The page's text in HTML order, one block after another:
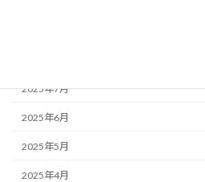
2025年7月
2025年6月
2025年5月
2025年4月